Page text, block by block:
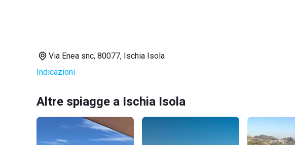
Via Enea snc, 80077, Ischia Isola
Indicazioni
Altre spiagge a Ischia Isola